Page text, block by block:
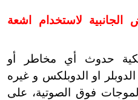
لاستخدام اشعة
حدوث أي مخاطر أو
او الدوبلكس و غيره
فوق الصوتية، على